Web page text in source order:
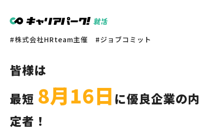
株式会社HRteam主催 ジョブコミット
皆様は
最短 8月16日 に優良企業の内
定者！